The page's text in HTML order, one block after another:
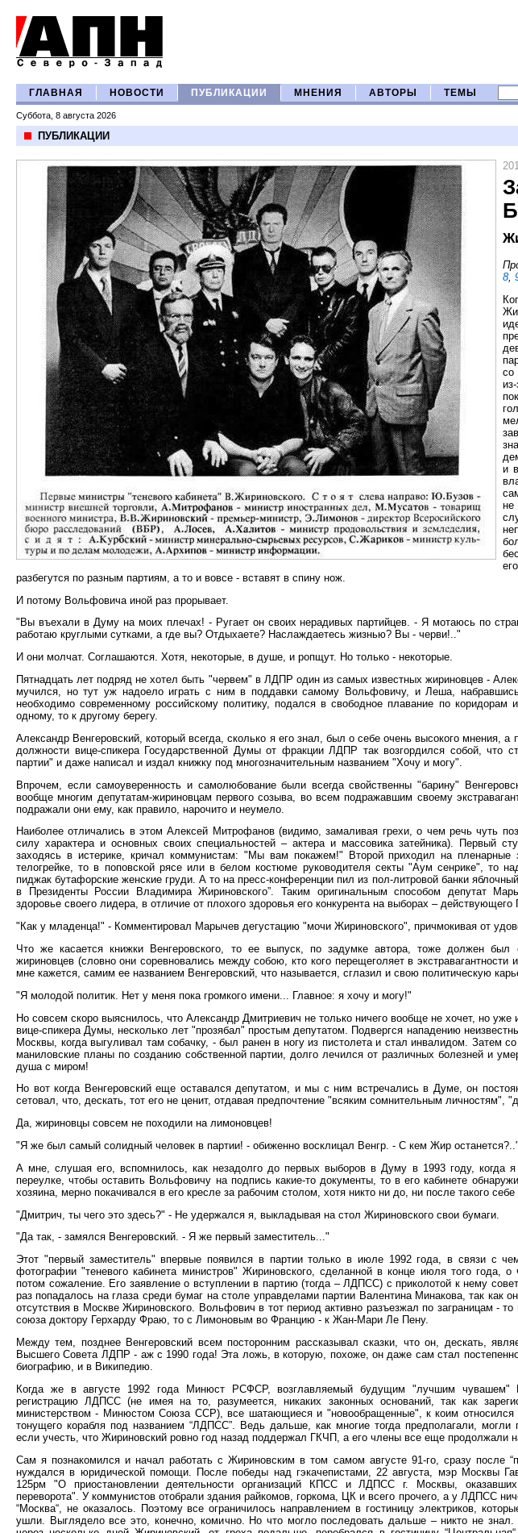
ГЛАВНАЯ НОВОСТИ ПУБЛИКАЦИИ МНЕНИЯ АВТОРЫ ТЕМЫ
Суббота, 8 августа 2026
ПУБЛИКАЦИИ
8,
со
и
разбегутся по разным партиям, а то и вовсе - вставят в спину нож.
И потому Вольфовича иной раз прорывает.
"Вы въехали в Думу на моих плечах! - Ругает он своих нерадивых партийцев. - Я мотаюсь по
работаю круглыми сутками, а где вы? Отдыхаете? Наслаждаетесь жизнью? Вы - черви!.."
И они молчат. Соглашаются. Хотя, некоторые, в душе, и ропщут. Но только - некоторые.
Пятнадцать лет подряд не хотел быть "червем" в ЛДПР один из самых известных жириновцев -
мучился, но тут уж надоело играть с ним в поддавки самому Вольфовичу, и Леша,
необходимо современному российскому политику, подался в свободное плавание по коридорам
одному, то к другому берегу.
Александр Венгеровский, который всегда, сколько я его знал, был о себе очень высокого мнения, а
должности вице-спикера Государственной Думы от фракции ЛДПР так возгордился собой, что
партии" и даже написал и издал книжку под многозначительным названием "Хочу и могу".
Впрочем, если самоуверенность и самолюбование были всегда свойственны "барину"
вообще многим депутатам-жириновцам первого созыва, во всем подражавшим своему
подражали они ему, как правило, нарочито и неумело.
Наиболее отличались в этом Алексей Митрофанов (видимо, замаливая грехи, о чем речь чуть
силу характера и основных своих специальностей – актера и массовика затейника). Первый
заходясь в истерике, кричал коммунистам: "Мы вам покажем!" Второй приходил на
телогрейке, то в поповской рясе или в белом костюме руководителя секты "Аум сенрике", то
пиджак бутафорские женские груди. А то на пресс-конференции пил из пол-литровой банки
в Президенты России Владимира Жириновского”. Таким оригинальным способом депутат
здоровье своего лидера, в отличие от плохого здоровья его конкурента на выборах –
"Как у младенца!" - Комментировал Марычев дегустацию "мочи Жириновского", причмокивая от
Что же касается книжки Венгеровского, то ее выпуск, по задумке автора, тоже должен был
жириновцев (словно они соревновались между собою, кто кого перещеголяет в
мне кажется, самим ее названием Венгеровский, что называется, сглазил и свою политическую
"Я молодой политик. Нет у меня пока громкого имени... Главное: я хочу и могу!"
Но совсем скоро выяснилось, что Александр Дмитриевич не только ничего вообще не хочет, но
вице-спикера Думы, несколько лет "прозябал" простым депутатом. Подвергся нападению
Москвы, когда выгуливал там собачку, - был ранен в ногу из пистолета и стал инвалидом. Затем
маниловские планы по созданию собственной партии, долго лечился от различных болезней и
душа с миром!
Но вот когда Венгеровский еще оставался депутатом, и мы с ним встречались в Думе, он
сетовал, что, дескать, тот его не ценит, отдавая предпочтение "всяким сомнительным личностям",
Да, жириновцы совсем не походили на лимоновцев!
"Я же был самый солидный человек в партии! - обиженно восклицал Венгр. - С кем Жир останется?.."
А мне, слушая его, вспомнилось, как незадолго до первых выборов в Думу в 1993 году,
переулке, чтобы оставить Вольфовичу на подпись какие-то документы, то в его кабинете
хозяина, мерно покачивался в его кресле за рабочим столом, хотя никто ни до, ни после такого себе
"Дмитрич, ты чего это здесь?" - Не удержался я, выкладывая на стол Жириновского свои бумаги.
"Да так, - замялся Венгеровский. - Я же первый заместитель..."
Этот "первый заместитель" впервые появился в партии только в июле 1992 года, в связи с
фотографии "теневого кабинета министров" Жириновского, сделанной в конце июля того года, о
потом сожаление. Его заявление о вступлении в партию (тогда – ЛДПСС) с приколотой к нему
раз попадалось на глаза среди бумаг на столе управделами партии Валентина Минакова, так как
отсутствия в Москве Жириновского. Вольфович в тот период активно разъезжал по заграницам -
союза доктору Герхарду Фраю, то с Лимоновым во Францию - к Жан-Мари Ле Пену.
Между тем, позднее Венгеровский всем посторонним рассказывал сказки, что он, дескать,
Высшего Совета ЛДПР - аж с 1990 года! Эта ложь, в которую, похоже, он даже сам стал
биографию, и в Википедию.
Когда же в августе 1992 года Минюст РСФСР, возглавляемый будущим "лучшим чувашем"
регистрацию ЛДПСС (не имея на то, разумеется, никаких законных оснований, так как
министерством - Минюстом Союза ССР), все шатающиеся и "новообращенные", к коим относился
тонущего корабля под названием “ЛДПСС”. Ведь дальше, как многие тогда предполагали, могли
если учесть, что Жириновский ровно год назад поддержал ГКЧП, а его члены все еще продолжали
Сам я познакомился и начал работать с Жириновским в том самом августе 91-го, сразу после
нуждался в юридической помощи. После победы над гэкачепистами, 22 августа, мэр Москвы
125рм "О приостановлении деятельности организаций КПСС и ЛДПСС г. Москвы,
переворота". У коммунистов отобрали здания райкомов, горкома, ЦК и всего прочего, а у ЛДПСС
“Москва“, не оказалось. Поэтому все ограничилось направлением в гостиницу электриков,
ушли. Выглядело все это, конечно, комично. Но что могло последовать дальше – никто не